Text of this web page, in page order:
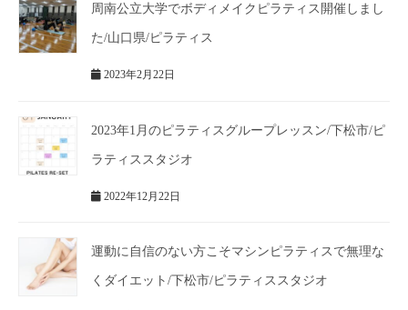
周南公立大学でボディメイクピラティス開催しまし
た/山口県/ピラティス
2023年2月22日
2023年1月のピラティスグループレッスン/下松市/ピ
ラティススタジオ
2022年12月22日
運動に自信のない方こそマシンピラティスで無理な
くダイエット/下松市/ピラティススタジオ